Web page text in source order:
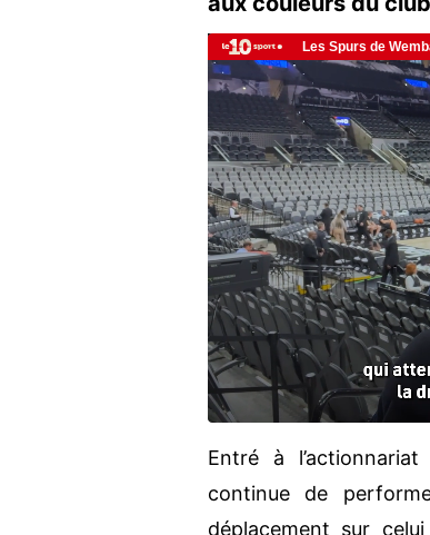
Entré à
continue de
déplacement sur